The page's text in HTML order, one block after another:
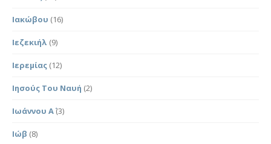
Ιακώβου (16)
Ιεζεκιήλ (9)
Ιερεμίας (12)
Ιησούς Του Ναυή (2)
Ιωάννου Α΄(3)
Ιώβ (8)